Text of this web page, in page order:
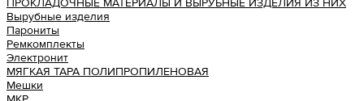
ПРОКЛАДОЧНЫЕ МАТЕРИАЛЫ И ВЫРУБНЫЕ ИЗДЕЛИЯ ИЗ НИХ
Вырубные изделия
Парониты
Ремкомплекты
Электронит
МЯГКАЯ ТАРА ПОЛИПРОПИЛЕНОВАЯ
Мешки